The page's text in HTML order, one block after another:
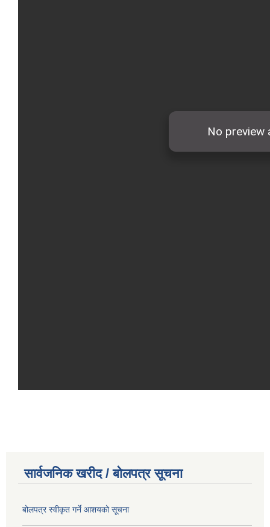
सार्वजनिक खरीद / बोलपत्र सूचना
बोलपत्र स्वीकृत गर्ने आशयको सूचना